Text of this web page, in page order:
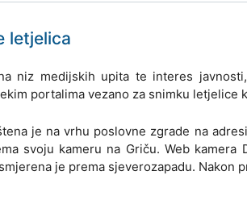
letjelica
niz medijskih upita te interes
portalima vezano za snimku letjelice
je na vrhu poslovne zgrade na
svoju kameru na Griču. Web kamera
je prema sjeverozapadu. Nakon